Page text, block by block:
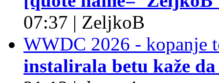
07:37 | ZeljkoB
WWDC 2026 - kopanje
instalirala betu kaže